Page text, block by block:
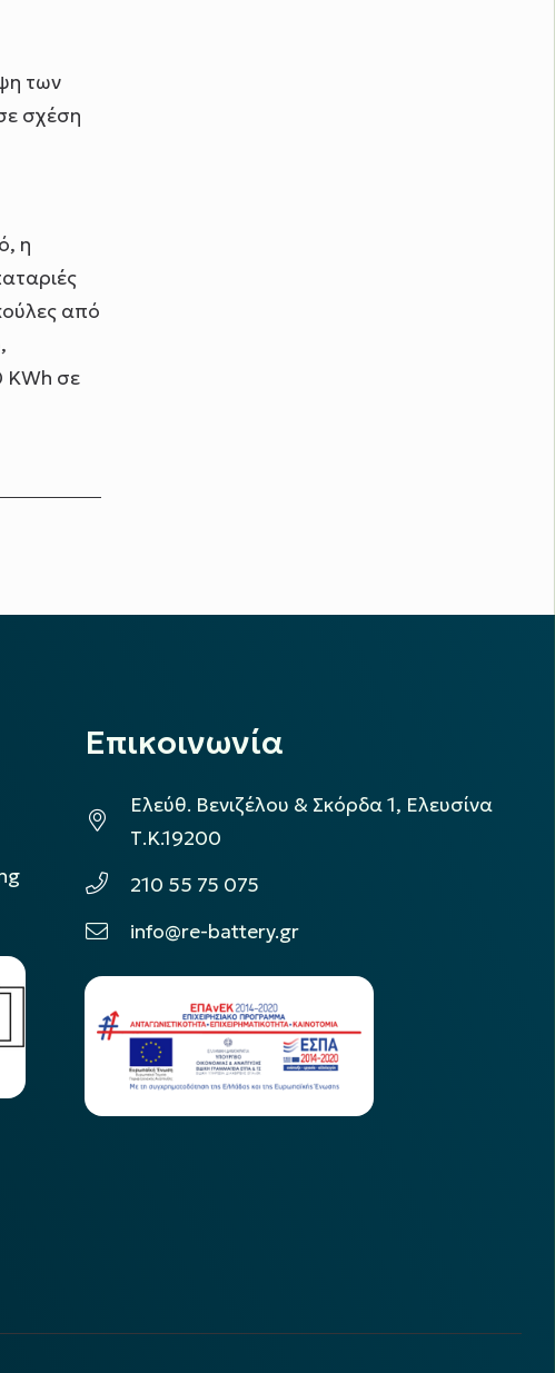
των
σχέση
η
από
KWh σε
Επικοινωνία
Ελεύθ. Βενιζέλου & Σκόρδα 1, Ελευσίνα
Τ.Κ.19200
210 55 75 075
info@re-battery.gr